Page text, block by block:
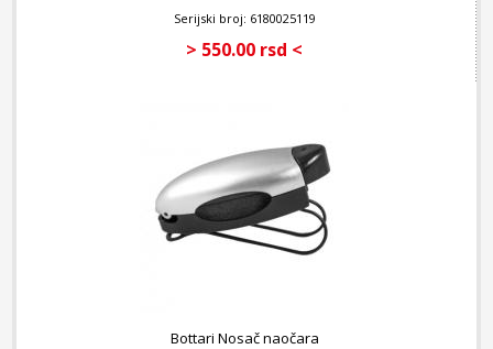
Serijski broj: 6180025119
> 550.00 rsd <
Bottari Nosač naočara